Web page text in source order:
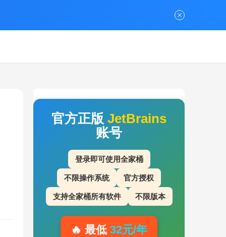
官方正版 JetBrains
账号
登录即可使用全家桶
不限操作系统 官方授权
支持全家桶所有软件 不限版本
🔥 最低 32元/年